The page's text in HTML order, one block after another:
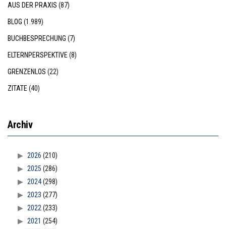
AUS DER PRAXIS (87)
BLOG (1.989)
BUCHBESPRECHUNG (7)
ELTERNPERSPEKTIVE (8)
GRENZENLOS (22)
ZITATE (40)
Archiv
2026 (210)
2025 (286)
2024(298)
2023 (277)
2022 (233)
2021 (254)